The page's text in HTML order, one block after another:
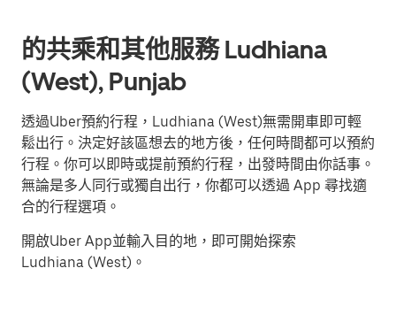
的共乘和其他服務 Ludhiana
(West), Punjab
透過Uber預約行程，Ludhiana (West)無需開車即可輕
鬆出行。決定好該區想去的地方後，任何時間都可以預約
行程。你可以即時或提前預約行程，出發時間由你話事。
無論是多人同行或獨自出行，你都可以透過 App 尋找適
合的行程選項。
開啟Uber App並輸入目的地，即可開始探索
Ludhiana (West)。